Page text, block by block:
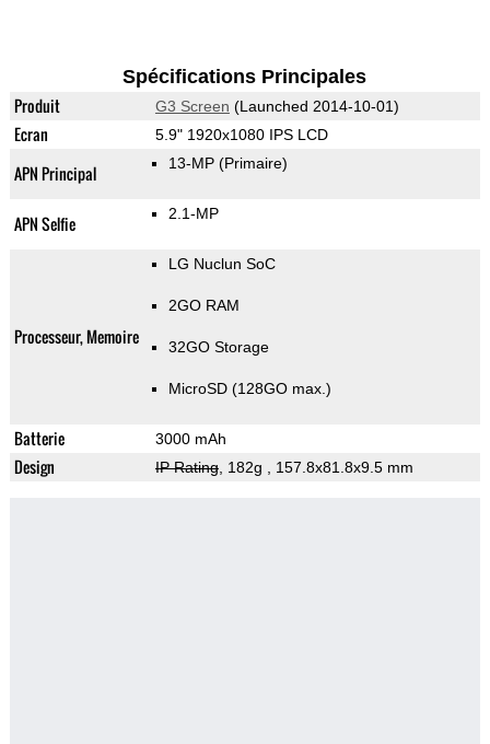
Spécifications Principales
Produit G3 Screen (Launched 2014-10-01)
Ecran 5.9" 1920x1080 IPS LCD
APN Principal 13-MP (Primaire)
APN Selfie 2.1-MP
Processeur, Memoire
LG Nuclun SoC
2GO RAM
32GO Storage
MicroSD (128GO max.)
Batterie 3000 mAh
Design IP Rating, 182g , 157.8x81.8x9.5 mm